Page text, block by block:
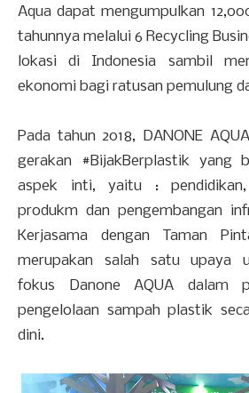
Aqua dapat mengumpulkan
tahunnya melalui 6 Recycling
lokasi di Indonesia sambil
ekonomi bagi ratusan pemulung
Pada tahun 2018, DANONE
gerakan #BijakBerplastik yang
aspek inti, yaitu : pendidikan,
produkm dan pengembangan
Kerjasama dengan Taman
merupakan salah satu upaya
fokus Danone AQUA dalam
pengelolaan sampah plastik
dini.